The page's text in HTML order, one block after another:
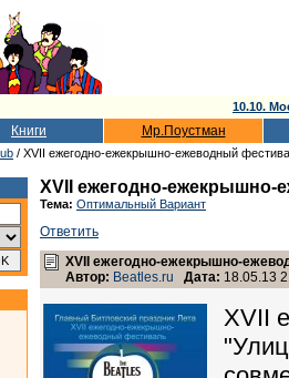
10.10.
Книги Мр.Поустман
/ XVII ежегодно-ежекрышно-ежеводный
XVII ежегодно-
Тема: Оптимальный Вариант
Ответить
XVII ежегодно-ежекрышно-
Автор: Beatles.ru Дата: 18.05.13
XVII